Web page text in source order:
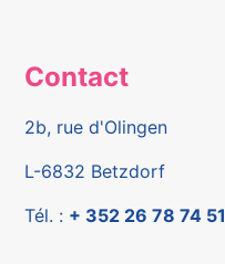
Contact
2b, rue d'Olingen
L-6832 Betzdorf
Tél. : + 352 26 78 74 51